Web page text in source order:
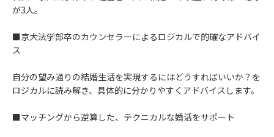
が3人。
■京大法学部卒のカウンセラーによるロジカルで的確なアドバイ
ス
自分の望み通りの結婚生活を実現するにはどうすればいいか？を
ロジカルに読み解き、具体的に分かりやすくアドバイスします。
■マッチングから逆算した、テクニカルな婚活をサポート